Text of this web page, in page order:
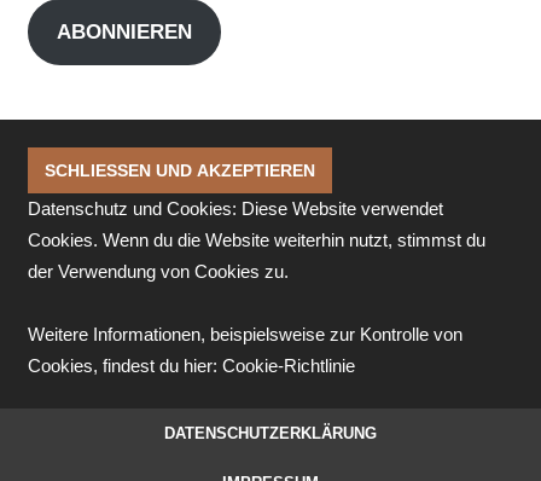
ABONNIEREN
Datenschutz und Cookies: Diese Website verwendet
Cookies. Wenn du die Website weiterhin nutzt, stimmst du
der Verwendung von Cookies zu.
Weitere Informationen, beispielsweise zur Kontrolle von
Cookies, findest du hier: Cookie-Richtlinie
DATENSCHUTZERKLÄRUNG